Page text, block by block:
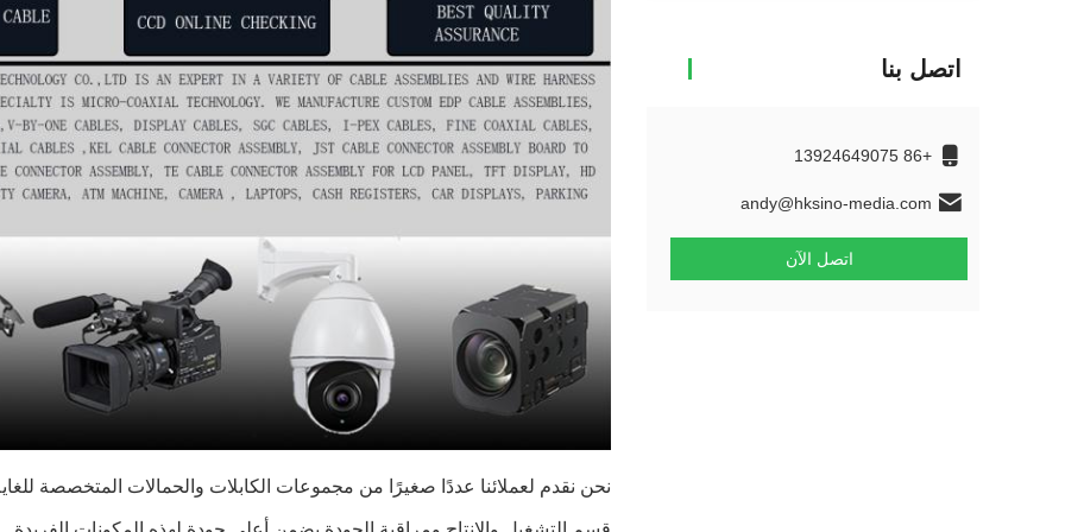
اتصل بنا
+86 13924649075
andy@hksino-media.com
اتصل الآن
نحن نقدم لعملائنا عددًا صغيرًا من مجموعات الكابلات والحمالات المتخصصة